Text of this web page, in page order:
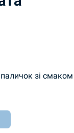
зі смаком